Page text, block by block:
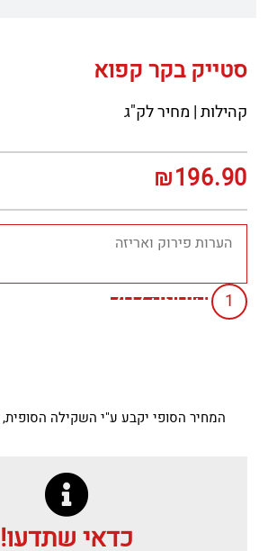
סטייק בקר קפוא
קהילות | מחיר לק"ג
₪196.90
הוספה לסל
המחיר הסופי יקבע ע"י השקילה הסופית,
כדאי שתדעו!